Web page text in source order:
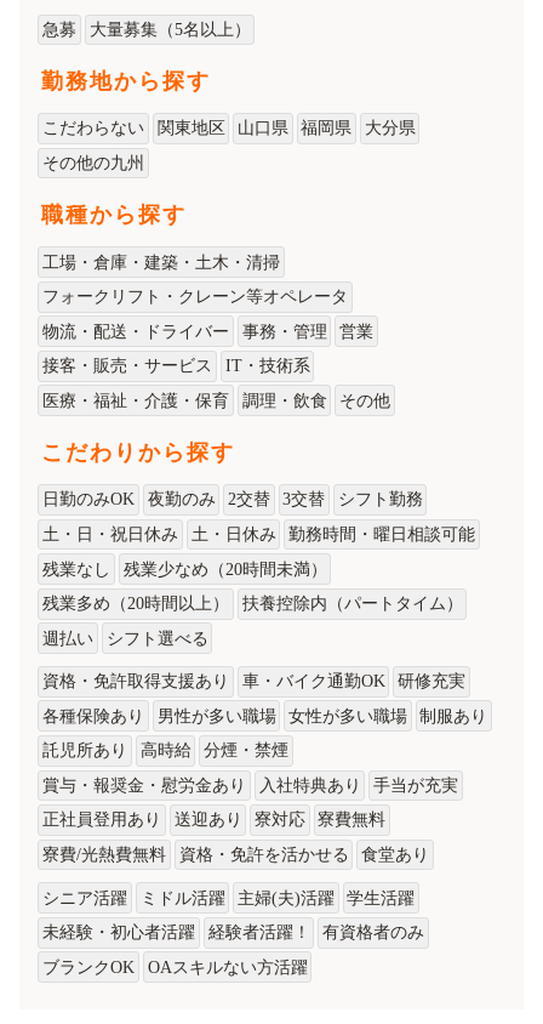
急募 大量募集（5名以上）
勤務地から探す
こだわらない 関東地区 山口県 福岡県
大分県
その他の九州
職種から探す
工場・倉庫・建築・土木・清掃
フォークリフト・クレーン等オペレータ
物流・配送・ドライバー
事務・管理
営業
接客・販売・サービス
IT・技術系
医療・福祉・介護・保育
調理・飲食 その他
こだわりから探す
日勤のみOK 夜勤のみ 2交替 3交替
シフト勤務
土・日・祝日休み
土・日休み
勤務時間・曜日相談可能
残業なし
残業少なめ（20時間未満）
残業多め（20時間以上）
扶養控除内（パートタイム）
週払い
シフト選べる
資格・免許取得支援あり 車・バイク通勤OK
研修充実
各種保険あり
男性が多い職場 女性が多い職場
制服あり
託児所あり
高時給
分煙・禁煙
賞与・報奨金・慰労金あり
入社特典あり
手当が充実
正社員登用あり
送迎あり 寮対応
寮費無料
寮費/光熱費無料
資格・免許を活かせる 食堂あり
シニア活躍 ミドル活躍 主婦(夫)活躍
学生活躍
未経験・初心者活躍
経験者活躍！
有資格者のみ
ブランクOK
OAスキルない方活躍